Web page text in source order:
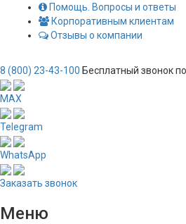
Помощь. Вопросы и ответы
Корпоративным клиентам
Отзывы о компании
8 (800) 23-43-100 Бесплатный звонок
MAX
Telegram
WhatsApp
Заказать звонок
Меню